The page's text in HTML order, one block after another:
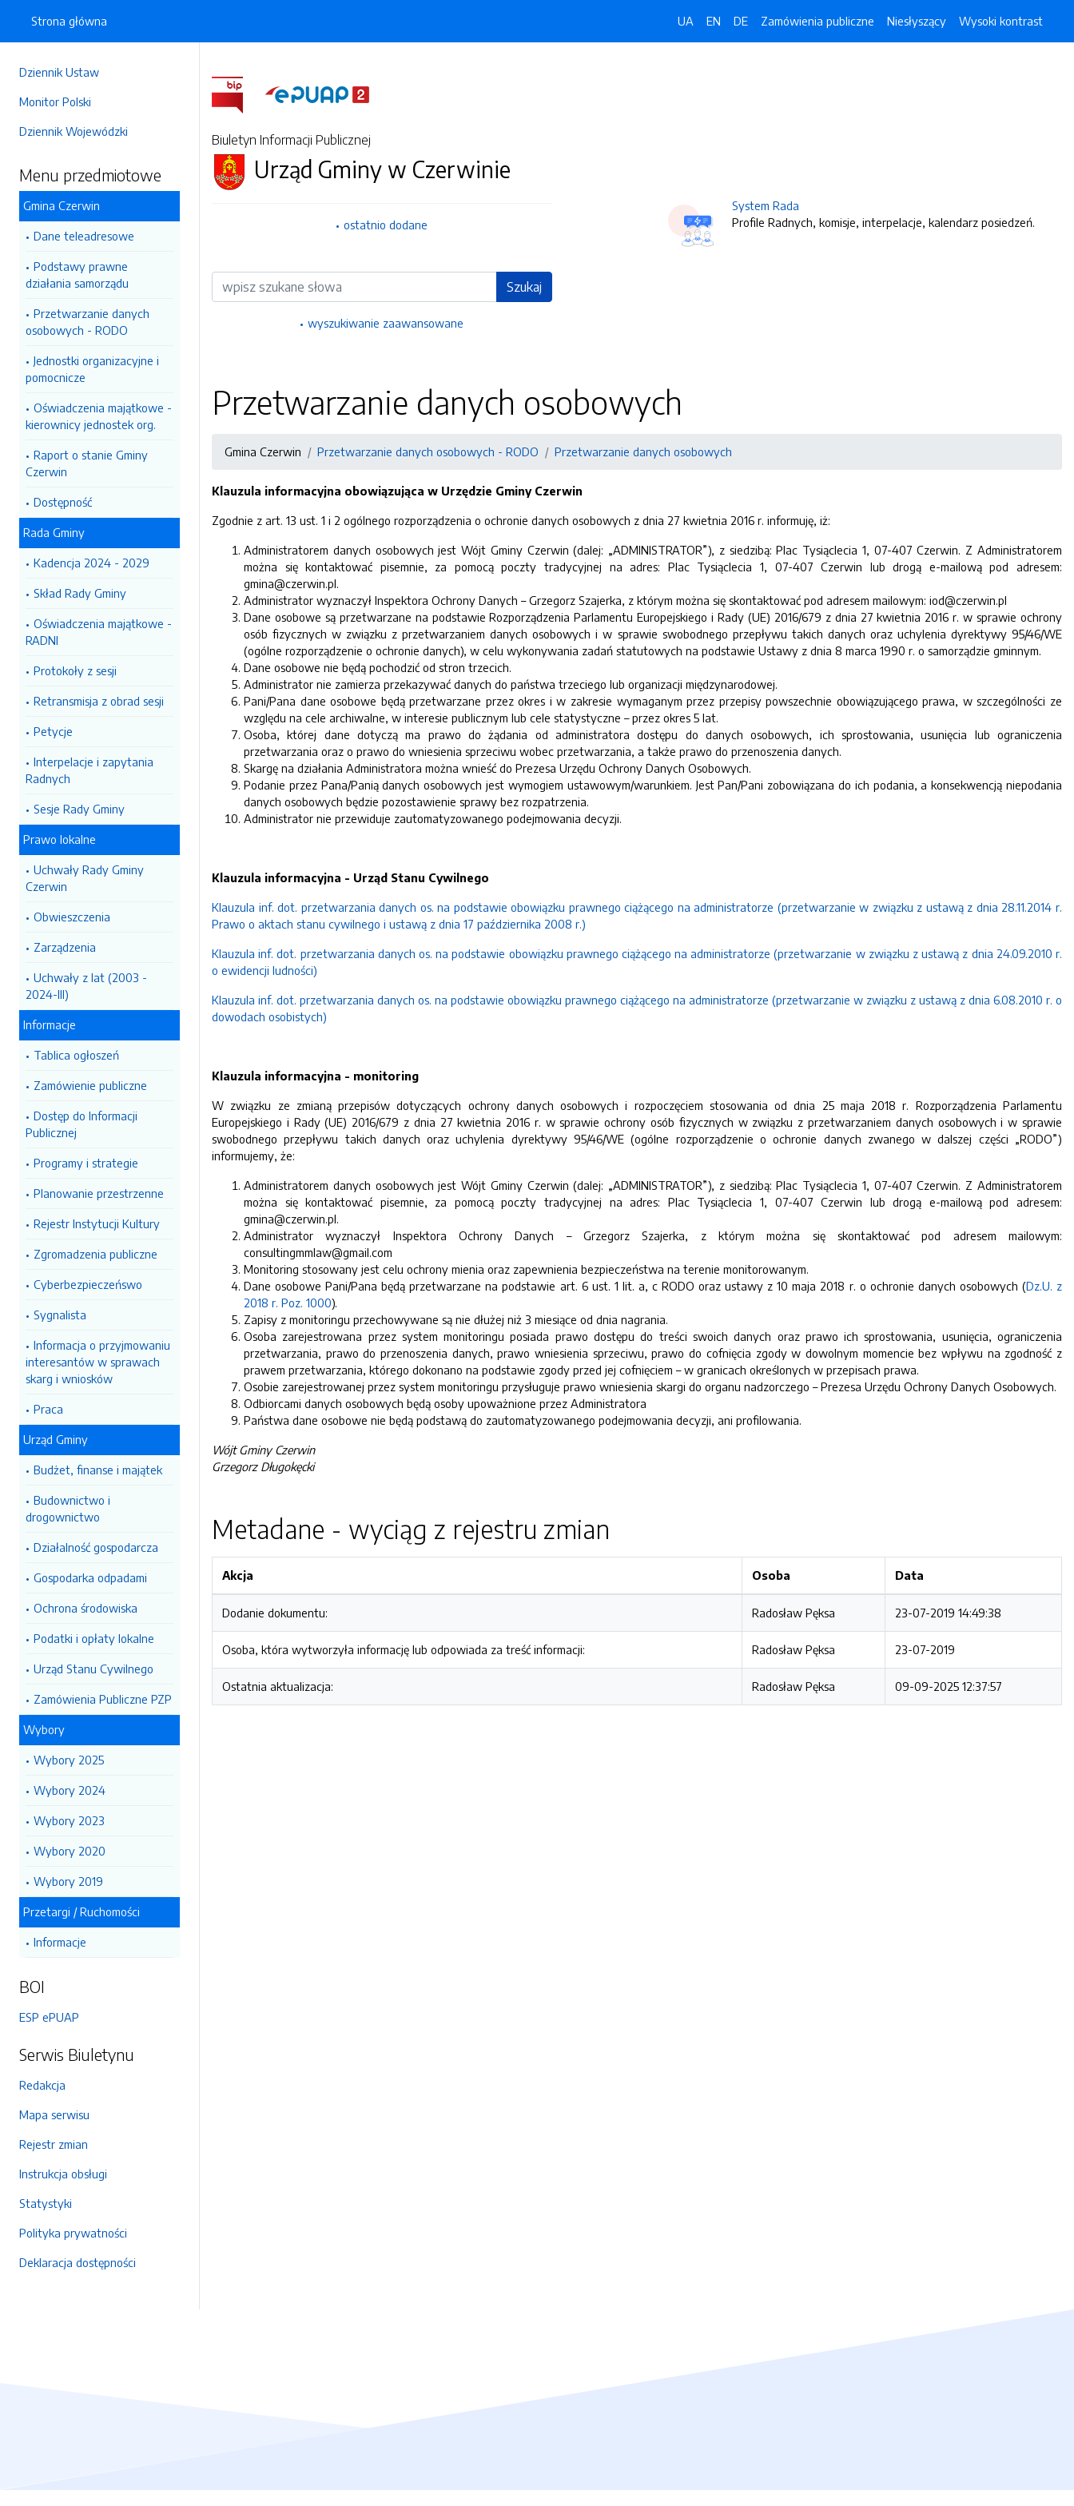
Dziennik Ustaw
Monitor Polski
Dziennik Wojewódzki
Menu przedmiotowe
Gmina Czerwin
Dane teleadresowe
Podstawy prawne
działania samorządu
Przetwarzanie danych
osobowych - RODO
Jednostki organizacyjne i
pomocnicze
Oświadczenia majątkowe -
kierownicy jednostek org.
Raport o stanie Gminy
Czerwin
Dostępność
Rada Gminy
Kadencja 2024 - 2029
Skład Rady Gminy
Oświadczenia majątkowe -
RADNI
Protokoły z sesji
Retransmisja z obrad sesji
Petycje
Interpelacje i zapytania
Radnych
Sesje Rady Gminy
Prawo lokalne
Uchwały Rady Gminy
Czerwin
Obwieszczenia
Zarządzenia
Uchwały z lat (2003 -
2024-III)
Informacje
Tablica ogłoszeń
Zamówienie publiczne
Dostęp do Informacji
Publicznej
Programy i strategie
Planowanie przestrzenne
Rejestr Instytucji Kultury
Zgromadzenia publiczne
Cyberbezpieczeńswo
Sygnalista
Informacja o przyjmowaniu
interesantów w sprawach
skarg i wniosków
Praca
Urząd Gminy
Budżet, finanse i majątek
Budownictwo i
drogownictwo
Działalność gospodarcza
Gospodarka odpadami
Ochrona środowiska
Podatki i opłaty lokalne
Urząd Stanu Cywilnego
Zamówienia Publiczne PZP
Wybory
Wybory 2025
Wybory 2024
Wybory 2023
Wybory 2020
Wybory 2019
Przetargi / Ruchomości
Informacje
BOI
ESP ePUAP
Serwis Biuletynu
Redakcja
Mapa serwisu
Rejestr zmian
Instrukcja obsługi
Statystyki
Polityka prywatności
Deklaracja dostępności
Strona główna UA EN DE Zamówienia publiczne Niesłyszący Wysoki kontrast
Biuletyn Informacji Publicznej
Urząd Gminy w Czerwinie
ostatnio dodane
Wyszukiwarka Szukaj
wyszukiwanie zaawansowane
System Rada
Profile Radnych, komisje, interpelacje, kalendarz posiedzeń.
Przetwarzanie danych osobowych
Gmina Czerwin Przetwarzanie danych osobowych - RODO Przetwarzanie danych osobowych
Klauzula informacyjna obowiązująca w Urzędzie Gminy Czerwin
Zgodnie z art. 13 ust. 1 i 2 ogólnego rozporządzenia o ochronie danych osobowych z dnia 27 kwietnia 2016 r. informuję, iż:
Administratorem danych osobowych jest Wójt Gminy Czerwin (dalej: „ADMINISTRATOR”), z siedzibą: Plac Tysiąclecia 1, 07-407 Czerwin. Z Administratorem
można się kontaktować pisemnie, za pomocą poczty tradycyjnej na adres: Plac Tysiąclecia 1, 07-407 Czerwin lub drogą e-mailową pod adresem:
gmina@czerwin.pl.
Administrator wyznaczył Inspektora Ochrony Danych – Grzegorz Szajerka, z którym można się skontaktować pod adresem mailowym: iod@czerwin.pl
Dane osobowe są przetwarzane na podstawie Rozporządzenia Parlamentu Europejskiego i Rady (UE) 2016/679 z dnia 27 kwietnia 2016 r. w sprawie ochrony
osób fizycznych w związku z przetwarzaniem danych osobowych i w sprawie swobodnego przepływu takich danych oraz uchylenia dyrektywy 95/46/WE
(ogólne rozporządzenie o ochronie danych), w celu wykonywania zadań statutowych na podstawie Ustawy z dnia 8 marca 1990 r. o samorządzie gminnym.
Dane osobowe nie będą pochodzić od stron trzecich.
Administrator nie zamierza przekazywać danych do państwa trzeciego lub organizacji międzynarodowej.
Pani/Pana dane osobowe będą przetwarzane przez okres i w zakresie wymaganym przez przepisy powszechnie obowiązującego prawa, w szczególności ze
względu na cele archiwalne, w interesie publicznym lub cele statystyczne – przez okres 5 lat.
Osoba, której dane dotyczą ma prawo do żądania od administratora dostępu do danych osobowych, ich sprostowania, usunięcia lub ograniczenia
przetwarzania oraz o prawo do wniesienia sprzeciwu wobec przetwarzania, a także prawo do przenoszenia danych.
Skargę na działania Administratora można wnieść do Prezesa Urzędu Ochrony Danych Osobowych.
Podanie przez Pana/Panią danych osobowych jest wymogiem ustawowym/warunkiem. Jest Pan/Pani zobowiązana do ich podania, a konsekwencją niepodania
danych osobowych będzie pozostawienie sprawy bez rozpatrzenia.
Administrator nie przewiduje zautomatyzowanego podejmowania decyzji.
Klauzula informacyjna - Urząd Stanu Cywilnego
Klauzula inf. dot. przetwarzania danych os. na podstawie obowiązku prawnego ciążącego na administratorze (przetwarzanie w związku z ustawą z dnia 28.11.2014 r.
Prawo o aktach stanu cywilnego i ustawą z dnia 17 października 2008 r.)
Klauzula inf. dot. przetwarzania danych os. na podstawie obowiązku prawnego ciążącego na administratorze (przetwarzanie w związku z ustawą z dnia 24.09.2010 r.
o ewidencji ludności)
Klauzula inf. dot. przetwarzania danych os. na podstawie obowiązku prawnego ciążącego na administratorze (przetwarzanie w związku z ustawą z dnia 6.08.2010 r. o
dowodach osobistych)
Klauzula informacyjna - monitoring
W związku ze zmianą przepisów dotyczących ochrony danych osobowych i rozpoczęciem stosowania od dnia 25 maja 2018 r. Rozporządzenia Parlamentu
Europejskiego i Rady (UE) 2016/679 z dnia 27 kwietnia 2016 r. w sprawie ochrony osób fizycznych w związku z przetwarzaniem danych osobowych i w sprawie
swobodnego przepływu takich danych oraz uchylenia dyrektywy 95/46/WE (ogólne rozporządzenie o ochronie danych zwanego w dalszej części „RODO”)
informujemy, że:
Administratorem danych osobowych jest Wójt Gminy Czerwin (dalej: „ADMINISTRATOR”), z siedzibą: Plac Tysiąclecia 1, 07-407 Czerwin. Z Administratorem
można się kontaktować pisemnie, za pomocą poczty tradycyjnej na adres: Plac Tysiąclecia 1, 07-407 Czerwin lub drogą e-mailową pod adresem:
gmina@czerwin.pl.
Administrator wyznaczył Inspektora Ochrony Danych – Grzegorz Szajerka, z którym można się skontaktować pod adresem mailowym:
consultingmmlaw@gmail.com
Monitoring stosowany jest celu ochrony mienia oraz zapewnienia bezpieczeństwa na terenie monitorowanym.
Dane osobowe Pani/Pana będą przetwarzane na podstawie art. 6 ust. 1 lit. a, c RODO oraz ustawy z 10 maja 2018 r. o ochronie danych osobowych (Dz.U. z
2018 r. Poz. 1000).
Zapisy z monitoringu przechowywane są nie dłużej niż 3 miesiące od dnia nagrania.
Osoba zarejestrowana przez system monitoringu posiada prawo dostępu do treści swoich danych oraz prawo ich sprostowania, usunięcia, ograniczenia
przetwarzania, prawo do przenoszenia danych, prawo wniesienia sprzeciwu, prawo do cofnięcia zgody w dowolnym momencie bez wpływu na zgodność z
prawem przetwarzania, którego dokonano na podstawie zgody przed jej cofnięciem – w granicach określonych w przepisach prawa.
Osobie zarejestrowanej przez system monitoringu przysługuje prawo wniesienia skargi do organu nadzorczego – Prezesa Urzędu Ochrony Danych Osobowych.
Odbiorcami danych osobowych będą osoby upoważnione przez Administratora
Państwa dane osobowe nie będą podstawą do zautomatyzowanego podejmowania decyzji, ani profilowania.
Wójt Gminy Czerwin
Grzegorz Długokęcki
Metadane - wyciąg z rejestru zmian
Akcja Osoba Data
Dodanie dokumentu: Radosław Pęksa 23-07-2019 14:49:38
Osoba, która wytworzyła informację lub odpowiada za treść informacji: Radosław Pęksa 23-07-2019
Ostatnia aktualizacja: Radosław Pęksa 09-09-2025 12:37:57